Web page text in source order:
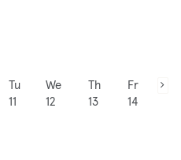
Tu
11
We
12
Th
13
Fr
14